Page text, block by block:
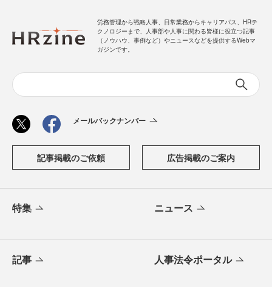
労務管理から戦略人事、日常業務からキャリアパス、HRテ
クノロジーまで、人事部や人事に関わる皆様に役立つ記事
（ノウハウ、事例など）やニュースなどを提供するWebマ
ガジンです。
メールバックナンバー
記事掲載のご依頼 広告掲載のご案内
特集 ニュース
記事 人事法令ポータル